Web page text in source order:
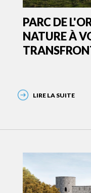
PARC DE
NATURE À
LIRE LA SUITE